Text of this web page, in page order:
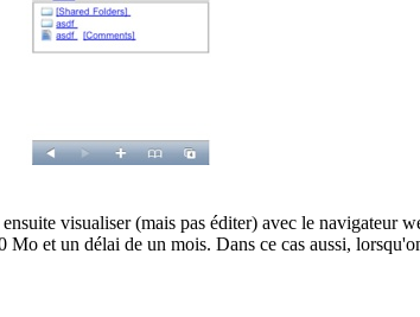
visualiser (mais pas éditer) avec le navigateur
et un délai de un mois. Dans ce cas aussi,